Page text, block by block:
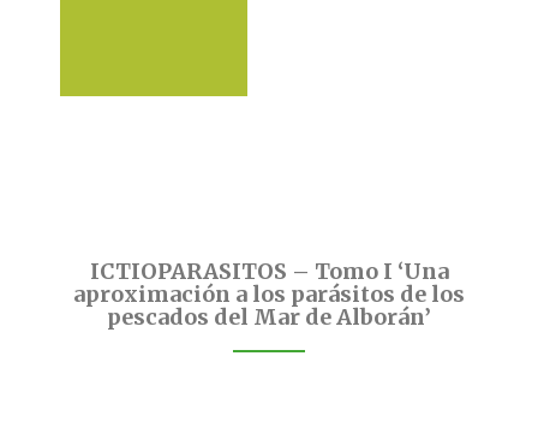
ICTIOPARASITOS – Tomo I ‘Una
aproximación a los parásitos de los
pescados del Mar de Alborán’